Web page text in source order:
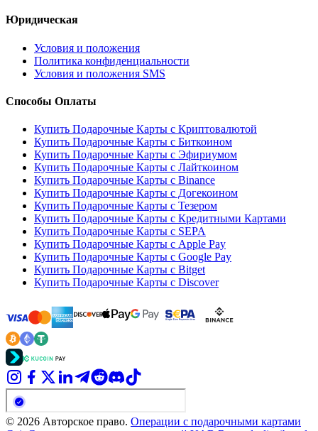
Юридическая
Условия и положения
Политика конфиденциальности
Условия и положения SMS
Способы Оплаты
Купить Подарочные Карты с Криптовалютой
Купить Подарочные Карты с Биткоином
Купить Подарочные Карты с Эфириумом
Купить Подарочные Карты с Лайткоином
Купить Подарочные Карты с Binance
Купить Подарочные Карты с Догекоином
Купить Подарочные Карты с Тезером
Купить Подарочные Карты с Кредитными Картами
Купить Подарочные Карты с SEPA
Купить Подарочные Карты с Apple Pay
Купить Подарочные Карты с Google Pay
Купить Подарочные Карты с Bitget
Купить Подарочные Карты с Discover
© 2026 Авторское право. Операции с подарочными картами